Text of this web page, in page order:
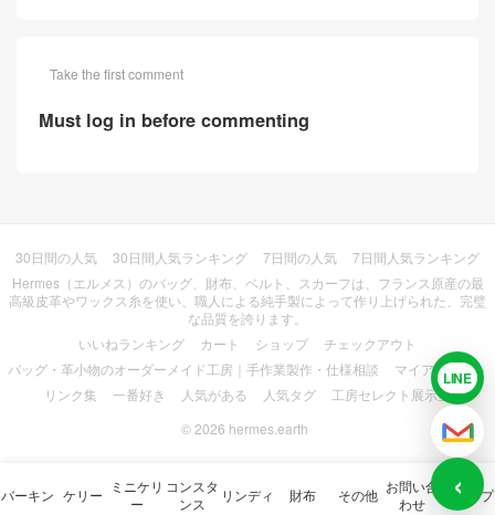
Take the first comment
Must log in before commenting
30日間の人気 30日間人気ランキング 7日間の人気
7日間人気ランキング
Hermes（エルメス）のバッグ、財布、ベルト、スカーフは、フランス原産の最
高級皮革やワックス糸を使い、職人による純手製によって作り上げられた、完璧
な品質を誇ります。
いいねランキング
カート ショップ
チェックアウト
バッグ・革小物のオーダーメイド工房｜手作業製作・仕様相談
マイアカウント
リンク集
一番好き 人気がある 人気タグ
工房セレクト展示室
© 2026 hermes.earth
バーキン ケリー
ミニケリ
ー
コンスタ
ンス
リンディ 財布 その他 お問い合
わせ
ショップ
LINE
メー
‹